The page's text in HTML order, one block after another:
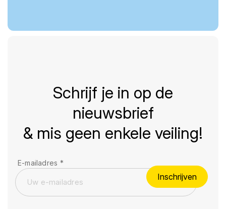
Schrijf je in op de
nieuwsbrief
& mis geen enkele veiling!
E-mailadres *
Inschrijven